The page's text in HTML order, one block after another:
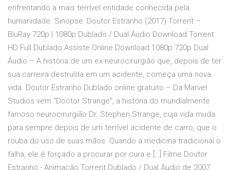
enfrentando a mais terrível entidade conhecida pela
humanidade. Sinopse: Doutor Estranho (2017) Torrent –
BluRay 720p | 1080p Dublado / Dual Áudio Download Torrent
HD Full Dublado Assiste Online Download 1080p 720p Dual
Áudio – A história de um ex-neurocirurgião que, depois de ter
sua carreira destruída em um acidente, começa uma nova
vida. Doutor Estranho Dublado online gratuito – Da Marvel
Studios vem “Doctor Strange”, a história do mundialmente
famoso neurocirurgião Dr. Stephen Strange, cuja vida muda
para sempre depois de um terrível acidente de carro, que o
rouba do uso de suas mãos. Quando a medicina tradicional o
falha, ele é forçado a procurar por cura e […] Filme Doutor
Estranho - Animação Torrent Dublado / Dual Áudio de 2007